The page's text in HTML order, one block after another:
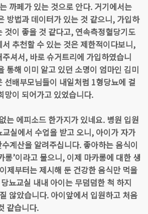
까페가 있는 것으로 안다. 거기에서는
방법과 데이터가 있는 것 같으니, 가입하
것이 좋을 것 같다고, 연속측정혈당기도
추천할 수 있는 것은 제한적이다보니,
셔서, 바로 슈거트리에 가입하였습니
통해 이미 알고 있던 소명이 엄마인 김미
선배부모님들이 내일처럼 1형당뇨에 걸
망이 되어가고 있었습니다.
는 에피소드 한가지가 있네요. 병원 입원
실에서 수업을 받고 오니, 아이가 자가
계산을 알려주십니다. 좋아하는 음식이
롱’이라고 물으니, 이제 마카롱에 대한 생
제부터는 제시해 둔 건강한 음식만 먹을
뇨교실 내내 아이는 무덤덤한 척 하지
않았습니다. 아이앞에서 입원하고 처음
같습니다.